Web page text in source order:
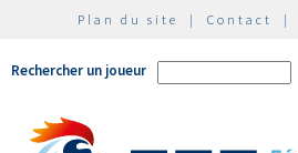
Plan du site | Contact |
Rechercher un joueur